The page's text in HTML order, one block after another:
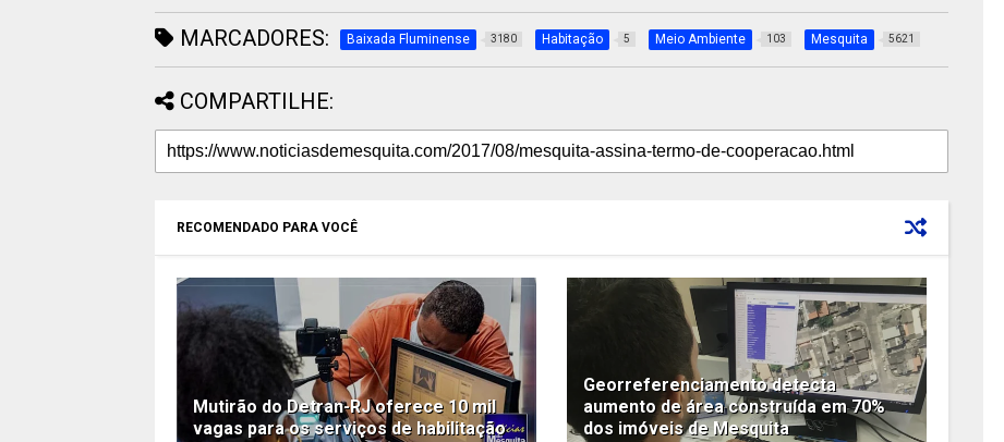
MARCADORES: Baixada Fluminense 3180 Habitação 5 Meio Ambiente 103 Mesquita 5621
COMPARTILHE:
RECOMENDADO PARA VOCÊ
Mutirão do Detran-RJ oferece 10 mil
vagas para os serviços de habilitação
Georreferenciamento detecta
aumento de área construída em 70%
dos imóveis de Mesquita